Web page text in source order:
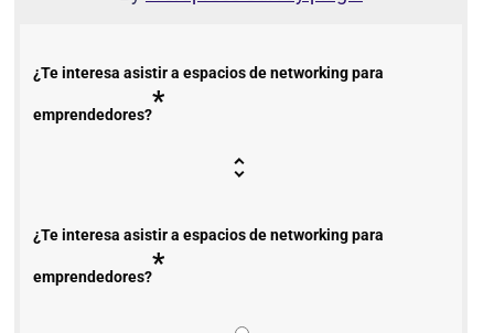
¿Te interesa asistir a espacios de networking para
emprendedores?*
¿Te interesa asistir a espacios de networking para
emprendedores?*